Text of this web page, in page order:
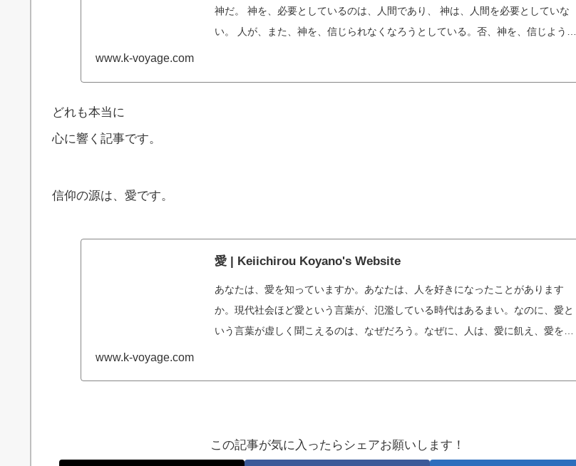
神だ。 神を、必要としているのは、人間であり、 神は、人間を必要としていな
い。 人が、また、神を、信じられなくなろうとしている。否、神を、信じようと
www.k-voyage.com
どれも本当に
心に響く記事です。
信仰の源は、愛です。
愛 | Keiichirou Koyano's Website
あなたは、愛を知っていますか。あなたは、人を好きになったことがあります
か。現代社会ほど愛という言葉が、氾濫している時代はあるまい。なのに、愛と
いう言葉が虚しく聞こえるのは、なぜだろう。なぜに、人は、愛に飢え、愛を求
www.k-voyage.com
この記事が気に入ったらシェアお願いします！